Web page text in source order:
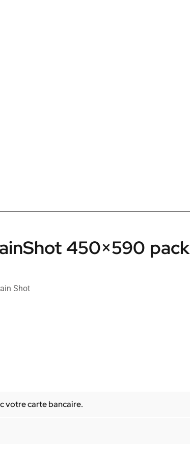
450×590 pack
Shot
votre carte bancaire.